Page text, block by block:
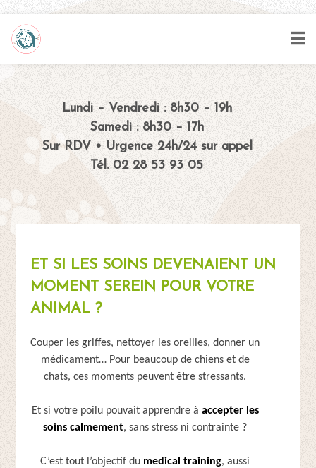
Lundi – Vendredi : 8h30 – 19h
Samedi : 8h30 – 17h
Sur RDV • Urgence 24h/24 sur appel
Tél. 02 28 53 93 05
ET SI LES SOINS DEVENAIENT UN
MOMENT SEREIN POUR VOTRE
ANIMAL ?
Couper les griffes, nettoyer les oreilles, donner un
médicament… Pour beaucoup de chiens et de
chats, ces moments peuvent être stressants.
Et si votre poilu pouvait apprendre à accepter les
soins calmement, sans stress ni contrainte ?
C’est tout l’objectif du medical training, aussi